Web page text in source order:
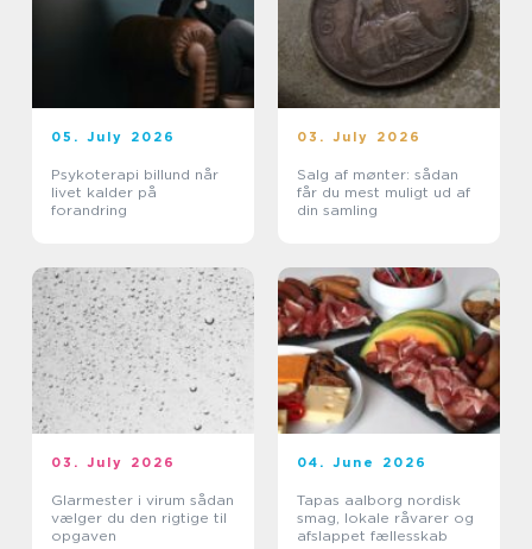
05. July 2026
Psykoterapi billund når
livet kalder på
forandring
03. July 2026
Salg af mønter: sådan
får du mest muligt ud af
din samling
03. July 2026
Glarmester i virum sådan
vælger du den rigtige til
opgaven
04. June 2026
Tapas aalborg nordisk
smag, lokale råvarer og
afslappet fællesskab